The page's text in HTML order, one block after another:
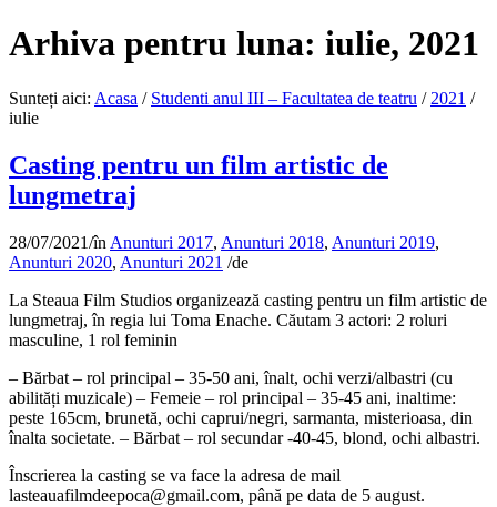
Arhiva pentru luna: iulie, 2021
Sunteți aici: Acasa / Studenti anul III – Facultatea de teatru / 2021 /
iulie
Casting pentru un film artistic de
lungmetraj
28/07/2021/în Anunturi 2017, Anunturi 2018, Anunturi 2019,
Anunturi 2020, Anunturi 2021 /de
La Steaua Film Studios organizează casting pentru un film artistic de
lungmetraj, în regia lui Toma Enache. Căutam 3 actori: 2 roluri
masculine, 1 rol feminin
– Bărbat – rol principal – 35-50 ani, înalt, ochi verzi/albastri (cu
abilități muzicale) – Femeie – rol principal – 35-45 ani, inaltime:
peste 165cm, brunetă, ochi caprui/negri, sarmanta, misterioasa, din
înalta societate. – Bărbat – rol secundar -40-45, blond, ochi albastri.
Înscrierea la casting se va face la adresa de mail
lasteauafilmdeepoca@gmail.com, până pe data de 5 august.